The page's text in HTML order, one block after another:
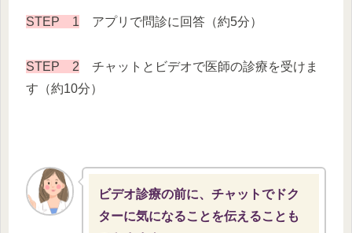
STEP 1 アプリで問診に回答（約5分）
STEP 2 チャットとビデオで医師の診療を受けま
す（約10分）
ビデオ診療の前に、チャットでドク
ターに気になることを伝えることも